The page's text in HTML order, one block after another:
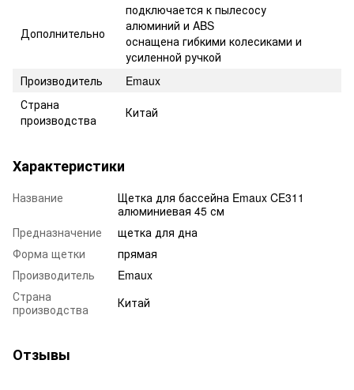
Дополнительно
подключается к пылесосу
алюминий и ABS
оснащена гибкими колесиками и
усиленной ручкой
Производитель
Emaux
Страна
производства
Китай
Характеристики
Название
Щетка для бассейна Emaux CE311
алюминиевая 45 см
Предназначение
щетка для дна
Форма щетки
прямая
Производитель
Emaux
Страна
производства
Китай
Отзывы